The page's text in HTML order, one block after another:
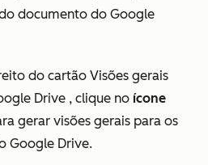
documento do Google
do cartão Visões gerais
Drive , clique no ícone
gerar visões gerais para os
Google Drive.